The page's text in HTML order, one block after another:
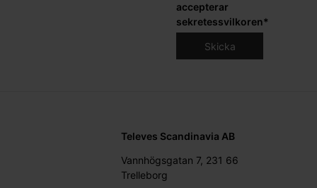
accepterar
sekretessvilkoren*
Televes Scandinavia AB
Vannhögsgatan 7, 231 66
Trelleborg